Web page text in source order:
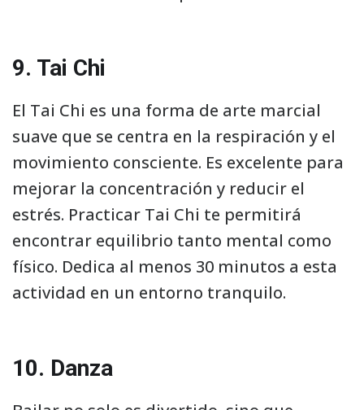
9. Tai Chi
El Tai Chi es una forma de arte marcial
suave que se centra en la respiración y el
movimiento consciente. Es excelente para
mejorar la concentración y reducir el
estrés. Practicar Tai Chi te permitirá
encontrar equilibrio tanto mental como
físico. Dedica al menos 30 minutos a esta
actividad en un entorno tranquilo.
10. Danza